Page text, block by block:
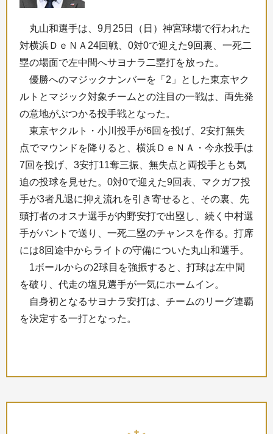
丸山和選手は、9月25日（日）神宮球場で行われた
対横浜ＤｅＮＡ24回戦、0対0で迎えた9回裏、一死二
塁の場面で左中間へサヨナラ二塁打を放った。
優勝へのマジックナンバーを「2」とした東京ヤク
ルトとマジック対象チームとの注目の一戦は、両先発
の意地がぶつかる投手戦となった。
東京ヤクルト・小川投手が6回を投げ、2安打無失
点でマウンドを降りると、横浜ＤｅＮＡ・今永投手は
7回を投げ、3安打11奪三振、無失点と両投手とも気
迫の投球を見せた。0対0で迎えた9回表、マクガフ投
手が3者凡退に抑え流れを引き寄せると、その裏、先
頭打者のオスナ選手が内野安打で出塁し、続く中村選
手がバントで送り、一死二塁のチャンスを作る。打席
には8回途中からライトの守備についた丸山和選手。
1ボールからの2球目を強振すると、打球は左中間
を破り、代走の塩見選手が一気にホームイン。
自身初となるサヨナラ安打は、チームのリーグ連覇
を決定する一打となった。